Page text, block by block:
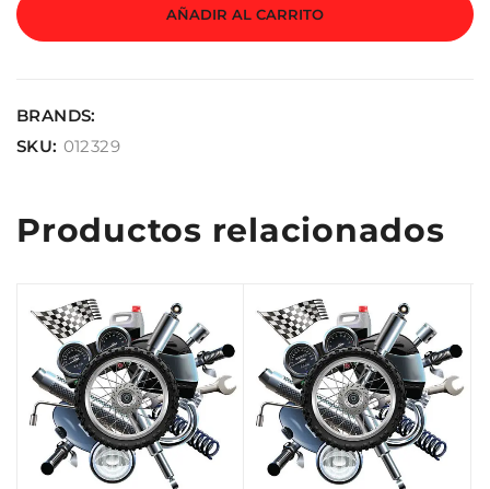
AÑADIR AL CARRITO
BRANDS:
SKU: 012329
Productos relacionados